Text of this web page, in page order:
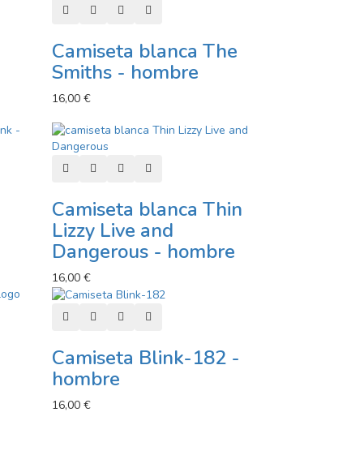
Añadir al carro
Añadir a lista de deseos
Añadir a comparador
Vista rápida
Camiseta blanca The
Smiths - hombre
16,00 €
Añadir al carro
Añadir a lista de deseos
Añadir a comparador
Vista rápida
Camiseta blanca Thin
Lizzy Live and
Dangerous - hombre
16,00 €
Añadir al carro
Añadir a lista de deseos
Añadir a comparador
Vista rápida
Camiseta Blink-182 -
hombre
16,00 €